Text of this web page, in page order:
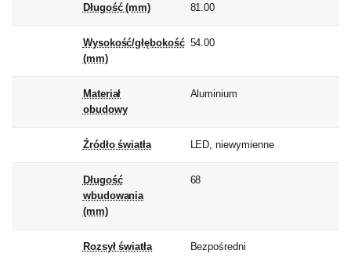
Długość (mm) 81.00
Wysokość/głębokość
(mm)
54.00
Materiał
obudowy
Aluminium
Źródło światła LED, niewymienne
Długość
wbudowania
(mm)
68
Rozsył światła Bezpośredni